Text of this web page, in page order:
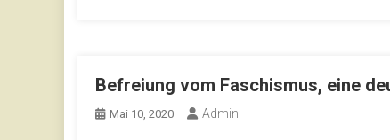
Befreiung vom Faschismus, eine
Mai 10, 2020 Admin